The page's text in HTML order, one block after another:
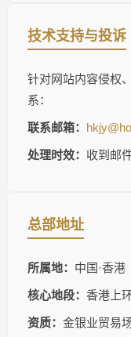
技术支持与投诉
针对网站内容侵权
系：
联系邮箱：
处理时效： 收到邮
总部地址
所属地： 中国·香港
核心地段： 香港上
资质： 金银业贸易